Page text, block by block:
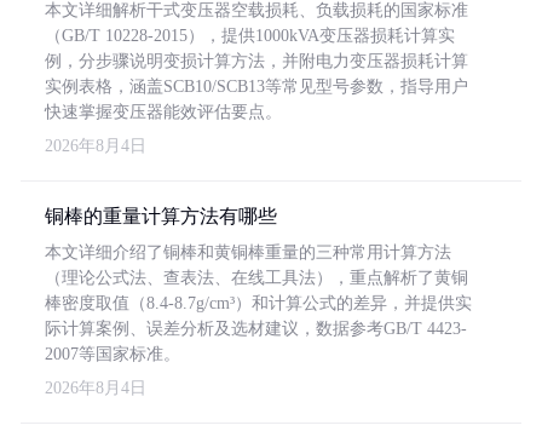
本文详细解析干式变压器空载损耗、负载损耗的国家标准
（GB/T 10228-2015），提供1000kVA变压器损耗计算实
例，分步骤说明变损计算方法，并附电力变压器损耗计算
实例表格，涵盖SCB10/SCB13等常见型号参数，指导用户
快速掌握变压器能效评估要点。
2026年8月4日
铜棒的重量计算方法有哪些
本文详细介绍了铜棒和黄铜棒重量的三种常用计算方法
（理论公式法、查表法、在线工具法），重点解析了黄铜
棒密度取值（8.4-8.7g/cm³）和计算公式的差异，并提供实
际计算案例、误差分析及选材建议，数据参考GB/T 4423-
2007等国家标准。
2026年8月4日